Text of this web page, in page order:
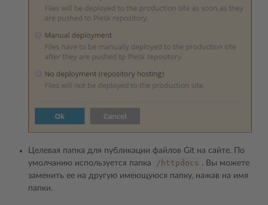
Целевая папка для публикации файлов Git на сайте. По
умолчанию используется папка
/httpdocs . Вы можете
заменить ее на другую имеющуюся папку, нажав на имя
папки.